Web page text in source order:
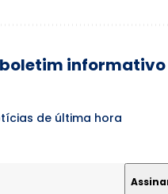
informativo
de última hora